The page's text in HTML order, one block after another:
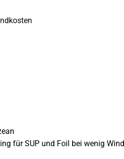
für SUP und Foil bei wenig Wind